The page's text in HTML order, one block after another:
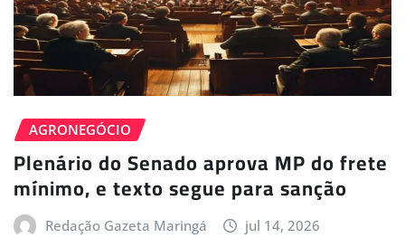
AGRONEGÓCIO
Plenário do Senado aprova MP do frete
mínimo, e texto segue para sanção
Redação Gazeta Maringá jul 14, 2026